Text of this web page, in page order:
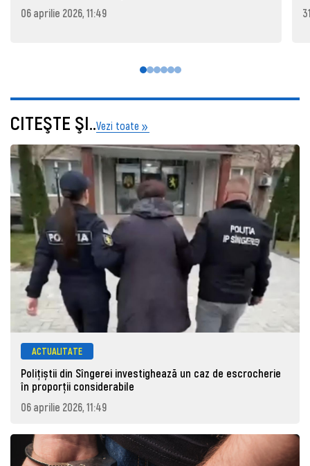
06 aprilie 2026, 11:49
CITEŞTE ŞI..Vezi toate
ACTUALITATE
Polițiștii din Sîngerei investighează un caz de escrocherie
în proporții considerabile
06 aprilie 2026, 11:49